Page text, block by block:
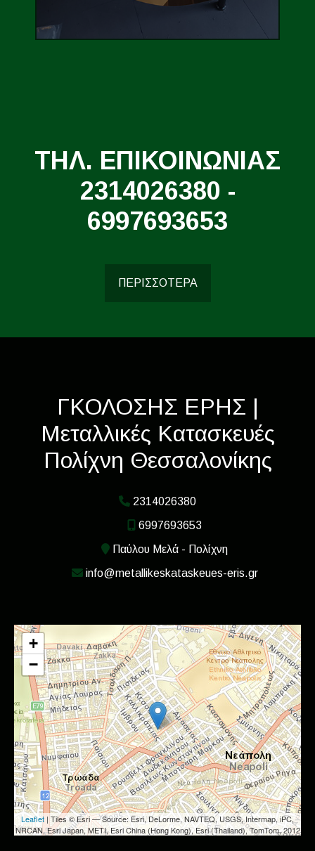
ΠΕΡΙΣΣΟΤΕΡΑ
ΤΗΛ. ΕΠΙΚΟΙΝΩΝΙΑΣ
2314026380 -
6997693653
+
−
Leaflet | Tiles © Esri — Source: Esri, DeLorme, NAVTEQ, USGS, Intermap, iPC,
NRCAN, Esri Japan, METI, Esri China (Hong Kong), Esri (Thailand), TomTom, 2012
ΓΚΟΛΟΣΗΣ ΕΡΗΣ |
Μεταλλικές Κατασκευές
Πολίχνη Θεσσαλονίκης
2314026380
6997693653
Παύλου Μελά - Πολίχνη
info@metallikeskataskeues-eris.gr